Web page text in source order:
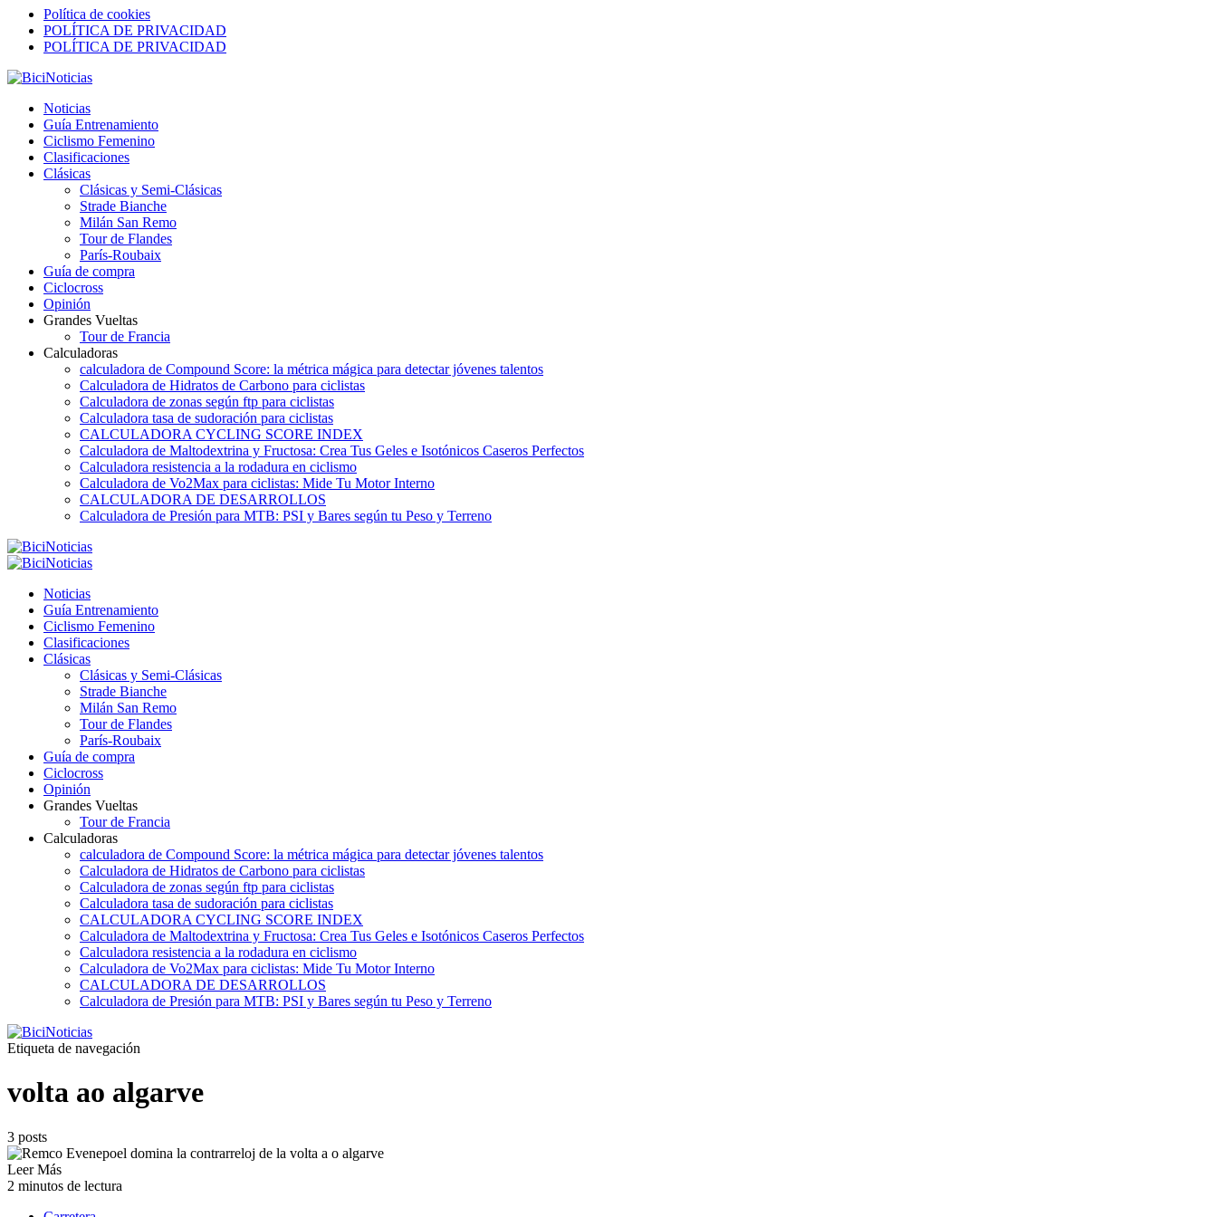
Política de cookies
POLÍTICA DE PRIVACIDAD
POLÍTICA DE PRIVACIDAD
Noticias
Guía Entrenamiento
Ciclismo Femenino
Clasificaciones
Clásicas
Clásicas y Semi-Clásicas
Strade Bianche
Milán San Remo
Tour de Flandes
París-Roubaix
Guía de compra
Ciclocross
Opinión
Grandes Vueltas
Tour de Francia
Calculadoras
calculadora de Compound Score: la métrica mágica para detectar jóvenes talentos
Calculadora de Hidratos de Carbono para ciclistas
Calculadora de zonas según ftp para ciclistas
Calculadora tasa de sudoración para ciclistas
CALCULADORA CYCLING SCORE INDEX
Calculadora de Maltodextrina y Fructosa: Crea Tus Geles e Isotónicos Caseros Perfectos
Calculadora resistencia a la rodadura en ciclismo
Calculadora de Vo2Max para ciclistas: Mide Tu Motor Interno
CALCULADORA DE DESARROLLOS
Calculadora de Presión para MTB: PSI y Bares según tu Peso y Terreno
Noticias
Guía Entrenamiento
Ciclismo Femenino
Clasificaciones
Clásicas
Clásicas y Semi-Clásicas
Strade Bianche
Milán San Remo
Tour de Flandes
París-Roubaix
Guía de compra
Ciclocross
Opinión
Grandes Vueltas
Tour de Francia
Calculadoras
calculadora de Compound Score: la métrica mágica para detectar jóvenes talentos
Calculadora de Hidratos de Carbono para ciclistas
Calculadora de zonas según ftp para ciclistas
Calculadora tasa de sudoración para ciclistas
CALCULADORA CYCLING SCORE INDEX
Calculadora de Maltodextrina y Fructosa: Crea Tus Geles e Isotónicos Caseros Perfectos
Calculadora resistencia a la rodadura en ciclismo
Calculadora de Vo2Max para ciclistas: Mide Tu Motor Interno
CALCULADORA DE DESARROLLOS
Calculadora de Presión para MTB: PSI y Bares según tu Peso y Terreno
Etiqueta de navegación
volta ao algarve
3 posts
Leer Más
2 minutos de lectura